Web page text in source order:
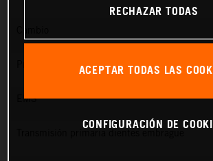
Preparación de la mezcla
KEIHIN
EMS
RECHAZAR TODAS
ACEPTAR TODAS LAS
CONFIGURACIÓN DE